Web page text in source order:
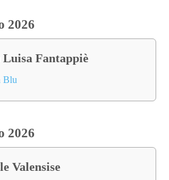
2026
Fantappiè
Blu
2026
Valensise